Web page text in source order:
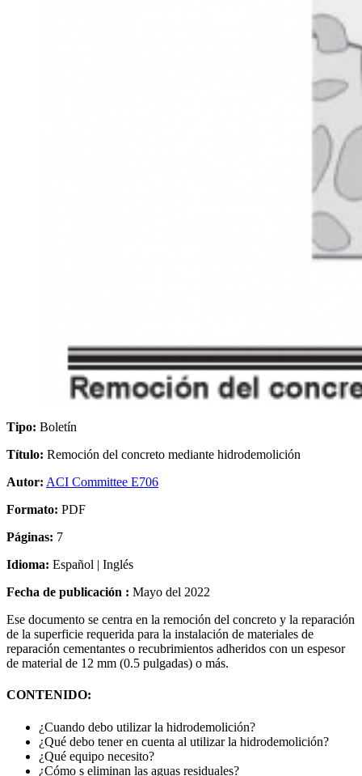
Tipo: Boletín
Título: Remoción del concreto mediante hidrodemolición
Autor: ACI Committee E706
Formato: PDF
Páginas: 7
Idioma: Español | Inglés
Fecha de publicación : Mayo del 2022
Ese documento se centra en la remoción del concreto y la reparación
de la superficie requerida para la instalación de materiales de
reparación cementantes o recubrimientos adheridos con un espesor
de material de 12 mm (0.5 pulgadas) o más.
CONTENIDO:
¿Cuando debo utilizar la hidrodemolición?
¿Qué debo tener en cuenta al utilizar la hidrodemolición?
¿Qué equipo necesito?
¿Cómo s eliminan las aguas residuales?